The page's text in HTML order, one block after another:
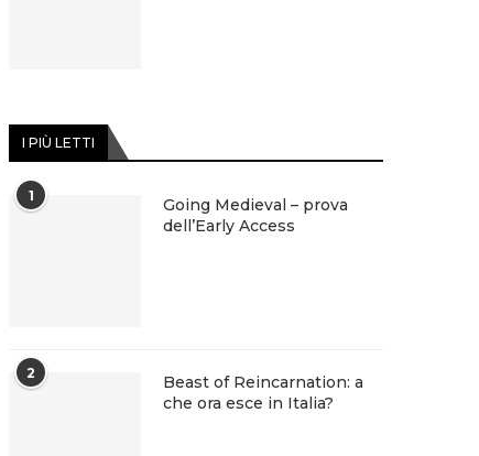
I PIÙ LETTI
1
Going Medieval – prova
dell’Early Access
2
Beast of Reincarnation: a
che ora esce in Italia?